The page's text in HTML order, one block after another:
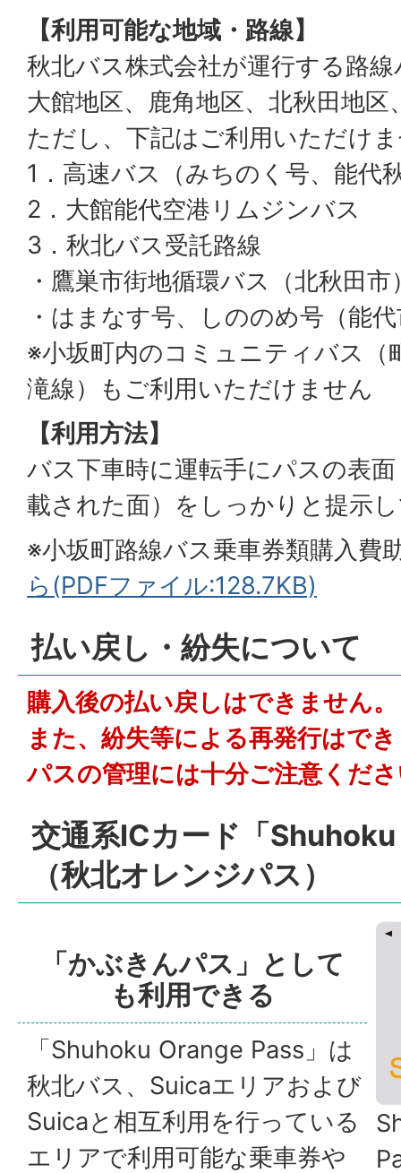
【利用可能な地域・路線】
秋北バス株式会社が運行する路
大館地区、鹿角地区、北秋田地区
ただし、下記はご利用いただけ
1．高速バス（みちのく号、能代
2．大館能代空港リムジンバス
3．秋北バス受託路線
・鷹巣市街地循環バス（北秋田市
・はまなす号、しののめ号（能
※小坂町内のコミュニティバス（
滝線）もご利用いただけません
【利用方法】
バス下車時に運転手にパスの表
載された面）をしっかりと提示
※小坂町路線バス乗車券類購入費
ら(PDFファイル:128.7KB)
払い戻し・紛失について
購入後の払い戻しはできません。
また、紛失等による再発行はで
パスの管理には十分ご注意くだ
交通系ICカード「
（秋北オレンジパス）
「かぶきんパス」として
も利用できる
「Shuhoku Orange Pass」は
秋北バス、Suicaエリアおよび
Suicaと相互利用を行っている
エリアで利用可能な乗車券や